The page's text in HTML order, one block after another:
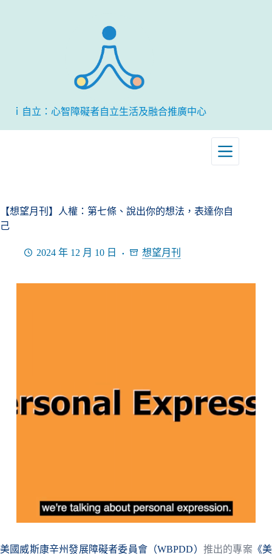
ｉ自立：心智障礙者自立生活及融合推廣中心
【想望月刊】人權：第七條、說出你的想法，表達你自
己
2024 年 12 月 10 日 想望月刊
美國威斯康辛州發展障礙者委員會（WBPDD） 推出的專案《美